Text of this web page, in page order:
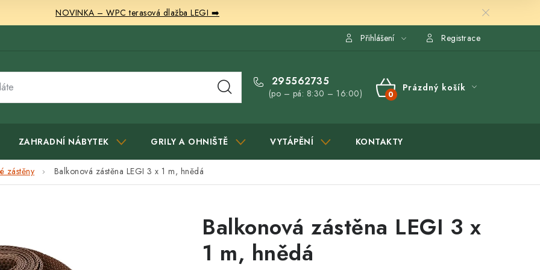
NOVINKA – WPC terasová dlažba LEGI ➡️
Přihlášení Registrace
295562735
(po – pá: 8:30 – 16:00)
NÁKUPNÍ
Prázdný košík
ZAHRADNÍ NÁBYTEK GRILY A OHNIŠTĚ VYTÁPĚNÍ KONTAKTY
zástěny Balkonová zástěna LEGI 3 x 1 m, hnědá
Balkonová zástěna LEGI 3 x
1 m, hnědá